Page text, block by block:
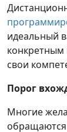
идеальный
конкретным
свои
Порог
Многие
обращаются